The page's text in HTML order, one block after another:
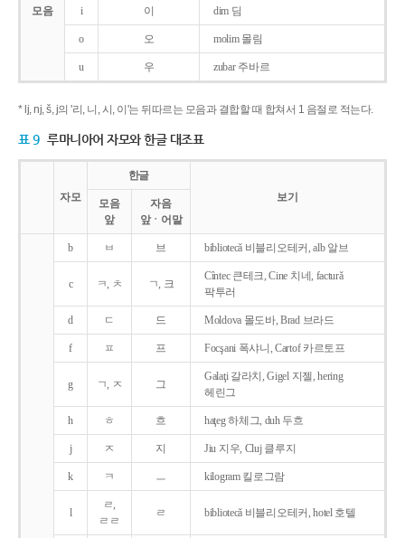
모음 i 이 dim 딤
o 오 molim 몰림
u 우 zubar 주바르
* lj, nj, š, j의 '리, 니, 시, 이'는 뒤따르는 모음과 결합할 때 합쳐서 1 음절로 적는다.
표 9 루마니아어 자모와 한글 대조표
자모
한글
보기
모음
앞
자음
앞ㆍ어말
b ㅂ 브 bibliotecǎ 비블리오테커, alb 알브
c ㅋ, ㅊ ㄱ, 크
Cîntec 큰테크, Cine 치네, facturǎ
팍투러
d ㄷ 드 Moldova 몰도바, Brad 브라드
f ㅍ 프 Focşani 폭샤니, Cartof 카르토프
g ㄱ, ㅈ 그
Galaţi 갈라치, Gigel 지젤, hering
헤린그
h ㅎ 흐 haţeg 하체그, duh 두흐
j ㅈ 지 Jiu 지우, Cluj 클루지
k ㅋ ㅡ kilogram 킬로그람
l
ㄹ,
ㄹㄹ
ㄹ bibliotecǎ 비블리오테커, hotel 호텔